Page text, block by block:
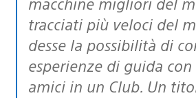
tracciati più veloci del
desse la possibilità di
esperienze di guida
amici in un Club. Un